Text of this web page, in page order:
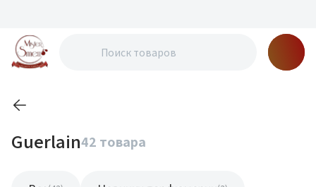
Guerlain42 товара